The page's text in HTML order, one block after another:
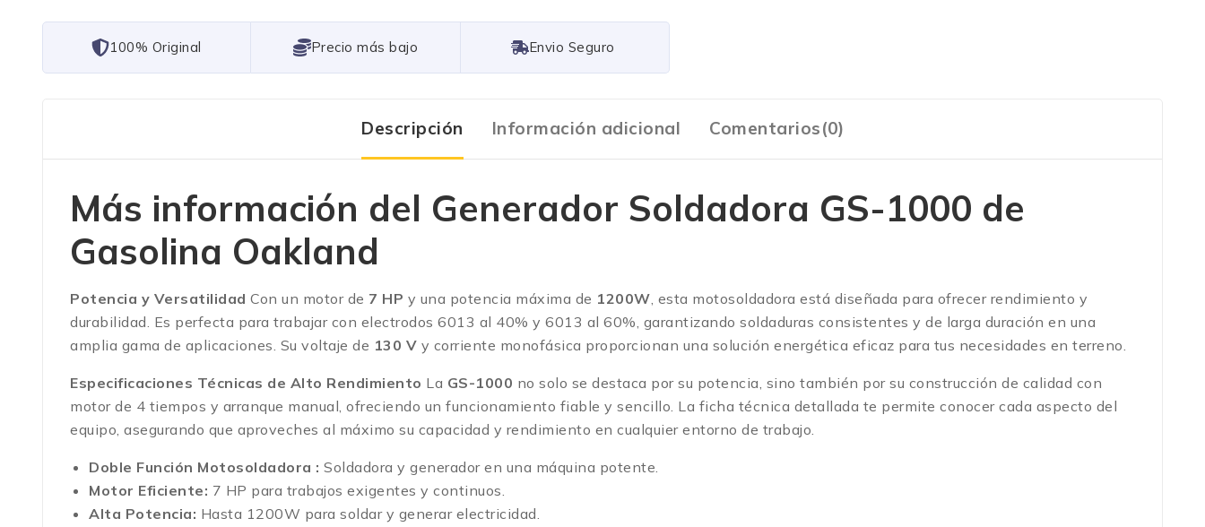
101% Original Lowest Price Free Shipping
Descripción Información adicional Comentarios(0)
Más información del Generador Soldadora GS-1000 de
Gasolina Oakland
Potencia y Versatilidad Con un motor de 7 HP y una potencia máxima de 1200W, esta motosoldadora está diseñada para ofrecer rendimiento y
durabilidad. Es perfecta para trabajar con electrodos 6013 al 40% y 6013 al 60%, garantizando soldaduras consistentes y de larga duración en una
amplia gama de aplicaciones. Su voltaje de 130 V y corriente monofásica proporcionan una solución energética eficaz para tus necesidades en terreno.
Especificaciones Técnicas de Alto Rendimiento La GS-1000 no solo se destaca por su potencia, sino también por su construcción de calidad con
motor de 4 tiempos y arranque manual, ofreciendo un funcionamiento fiable y sencillo. La ficha técnica detallada te permite conocer cada aspecto del
equipo, asegurando que aproveches al máximo su capacidad y rendimiento en cualquier entorno de trabajo.
Doble Función Motosoldadora : Soldadora y generador en una máquina potente.
Motor Eficiente: 7 HP para trabajos exigentes y continuos.
Alta Potencia: Hasta 1200W para soldar y generar electricidad.